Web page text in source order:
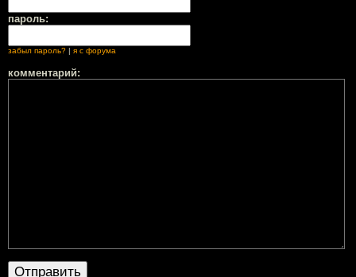
пароль:
забыл пароль? я с форума
комментарий: